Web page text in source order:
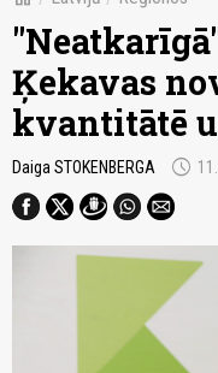
Ķekavas
kvantitātē
Daiga STOKENBERGA schedule